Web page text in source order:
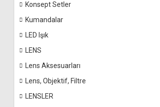
Konsept Setler
Kumandalar
LED Işık
LENS
Lens Aksesuarları
Lens, Objektif, Filtre
LENSLER